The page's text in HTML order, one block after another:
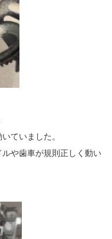
ていました。
や歯車が規則正しく動い